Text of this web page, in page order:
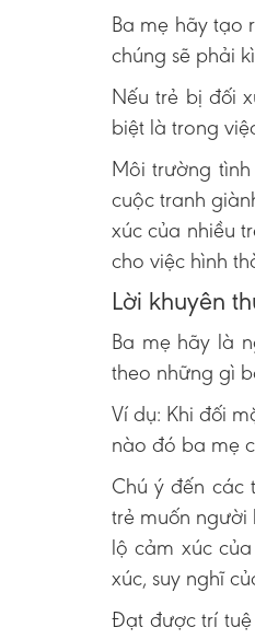
Ba mẹ hãy tạo
chúng sẽ phải
Nếu trẻ bị đối
biệt là trong
Môi trường
cuộc tranh
xúc của nhiều
cho việc hình
Lời khuyên
Ba mẹ hãy là
theo những gì
Ví dụ: Khi đối
nào đó ba mẹ
Chú ý đến các
trẻ muốn
lộ cảm xúc
xúc, suy nghĩ
Đạt được trí